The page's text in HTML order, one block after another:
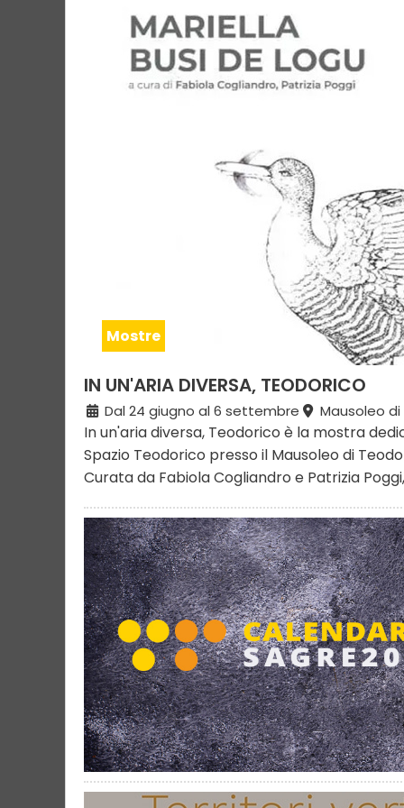
Mostre
IN UN'ARIA DIVERSA, TEODORICO
Dal 24 giugno al 6 settembre Mausoleo
In un'aria diversa, Teodorico è la mostra
Spazio Teodorico presso il Mausoleo di
Curata da Fabiola Cogliandro e Patrizia